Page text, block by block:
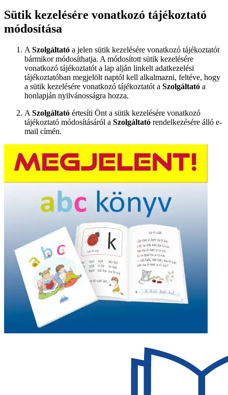
Sütik kezelésére vonatkozó tájékoztató
módosítása
ASzolgáltató a jelen sütik kezelésére vonatkozó tájékoztatót
bármikor módosíthatja. A módosított sütik kezelésére
vonatkozó tájékoztatót a lap alján linkelt adatkezelési
tájékoztatóban megjelölt naptól kell alkalmazni, feltéve, hogy
a sütik kezelésére vonatkozó tájékoztatót a Szolgáltató a
honlapján nyilvánosságra hozza.
ASzolgáltató értesíti Önt a sütik kezelésére vonatkozó
tájékoztató módosításáról a Szolgáltató rendelkezésére álló e-
mail címén.